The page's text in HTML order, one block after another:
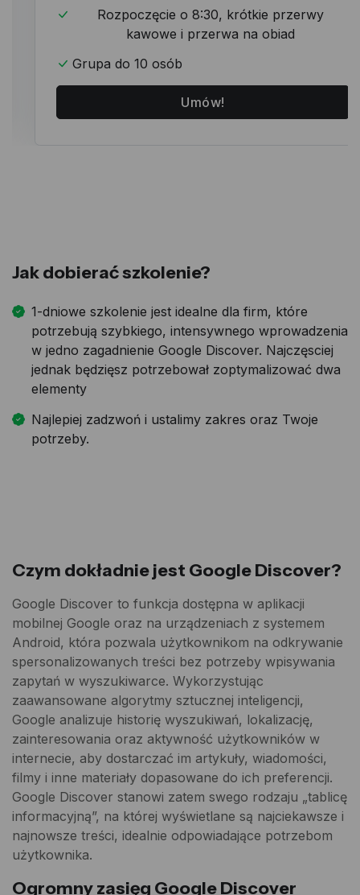
Rozpoczęcie o 8:30 każdego dnia, krótkie
przerwy kawowe i przerwa na obiad
Grupa do 10 osób
Umów!
Jak dobierać szkolenie?
1-dniowe szkolenie jest idealne dla firm, które
potrzebują szybkiego, intensywnego wprowadzenia
w jedno zagadnienie Google Discover. Najczęsciej
jednak będzięsz potrzebował zoptymalizować dwa
elementy
Najlepiej zadzwoń i ustalimy zakres oraz Twoje
potrzeby.
Czym dokładnie jest Google Discover?
Google Discover to funkcja dostępna w aplikacji
mobilnej Google oraz na urządzeniach z systemem
Android, która pozwala użytkownikom na odkrywanie
spersonalizowanych treści bez potrzeby wpisywania
zapytań w wyszukiwarce. Wykorzystując
zaawansowane algorytmy sztucznej inteligencji,
Google analizuje historię wyszukiwań, lokalizację,
zainteresowania oraz aktywność użytkowników w
internecie, aby dostarczać im artykuły, wiadomości,
filmy i inne materiały dopasowane do ich preferencji.
Google Discover stanowi zatem swego rodzaju „tablicę
informacyjną”, na której wyświetlane są najciekawsze i
najnowsze treści, idealnie odpowiadające potrzebom
użytkownika.
Ogromny zasięg Google Discover